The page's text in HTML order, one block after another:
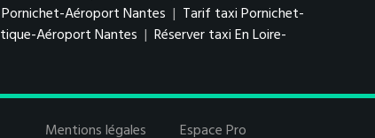
Aéroport Nantes | Tarif taxi Pornichet-
Aéroport Nantes | Réserver taxi En Loire-
Mentions légales Espace Pro